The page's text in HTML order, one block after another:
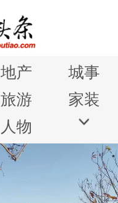
地产
城事
旅游
家装
人物